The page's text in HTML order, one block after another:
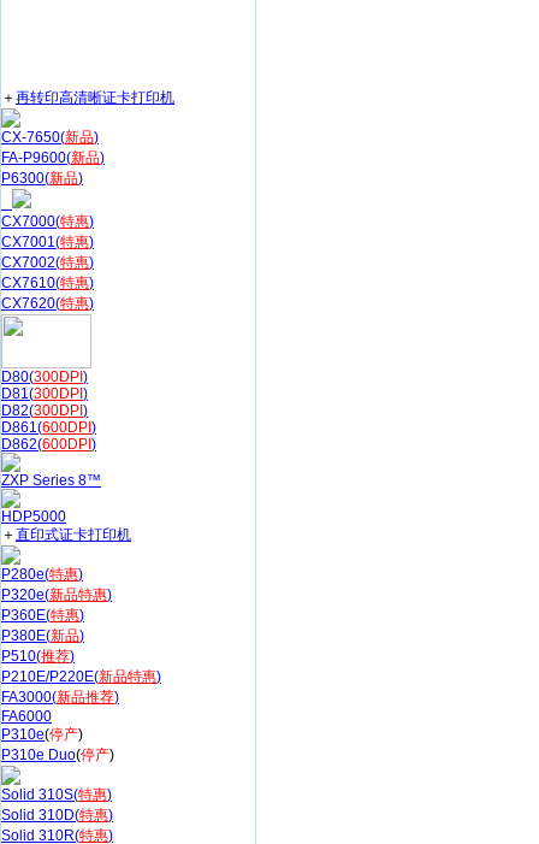
＋再转印高清晰证卡打印机
CX-7650(新品)
FA-P9600(新品)
P6300(新品)
CX7000(特惠)
CX7001(特惠)
CX7002(特惠)
CX7610(特惠)
CX7620(特惠)
D80(300DPI )
D81(300DPI )
D82(300DPI )
D861(600DPI )
D862(600DPI )
ZXP Series 8™
HDP5000
＋直印式证卡打印机
P280e(特惠)
P320e(新品特惠)
P360E(特惠)
P380E(新品)
P510(推荐)
P210E/P220E(新品特惠)
FA3000(新品推荐)
FA6000
P310e(停产)
P310e Duo(停产)
Solid 310S(特惠)
Solid 310D(特惠)
Solid 310R(特惠)